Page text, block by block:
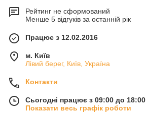
Рейтинг не сформований
Менше 5 відгуків за останній рік
Працює з 12.02.2016
м. Київ
Лівий берег, Київ, Україна
Контакти
Сьогодні працює з 09:00 до 18:00
Показати весь графік роботи